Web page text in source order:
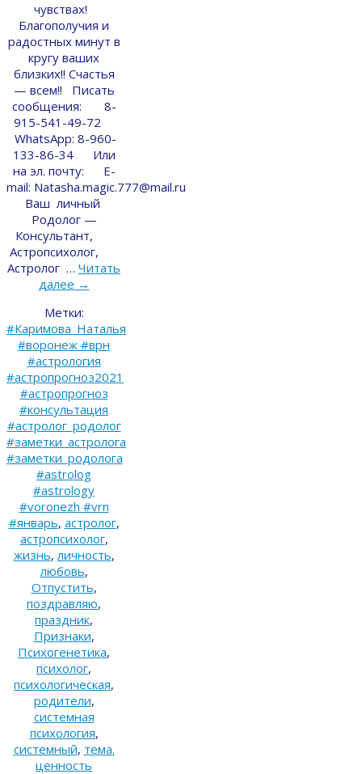
чувствах!
Благополучия и
радостных минут в
кругу ваших
близких!! Счастья
— всем!! Писать
сообщения: 8-
915-541-49-72
WhatsApp: 8-960-
133-86-34 Или
на эл. почту: E-
mail: Natasha.magic.777@mail.ru
Ваш личный
Родолог —
Консультант,
Астропсихолог,
Астролог … Читать
далее →
Метки:
#Каримова_Наталья
#воронеж #врн
#астрология
#астропрогноз2021
#астропрогноз
#консультация
#астролог_родолог
#заметки_астролога
#заметки_родолога
#astrolog
#astrology
#voronezh #vrn
#январь, астролог,
астропсихолог,
жизнь, личность,
любовь,
Отпустить,
поздравляю,
праздник,
Признаки,
Психогенетика,
психолог,
психологическая,
родители,
системная
психология,
системный, тема.
ценность